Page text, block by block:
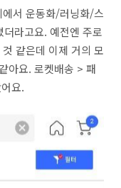
서 운동화/러닝화/스
라고요. 예전엔 주로
같은데 이제 거의 모
아요. 로켓배송 > 패
요.